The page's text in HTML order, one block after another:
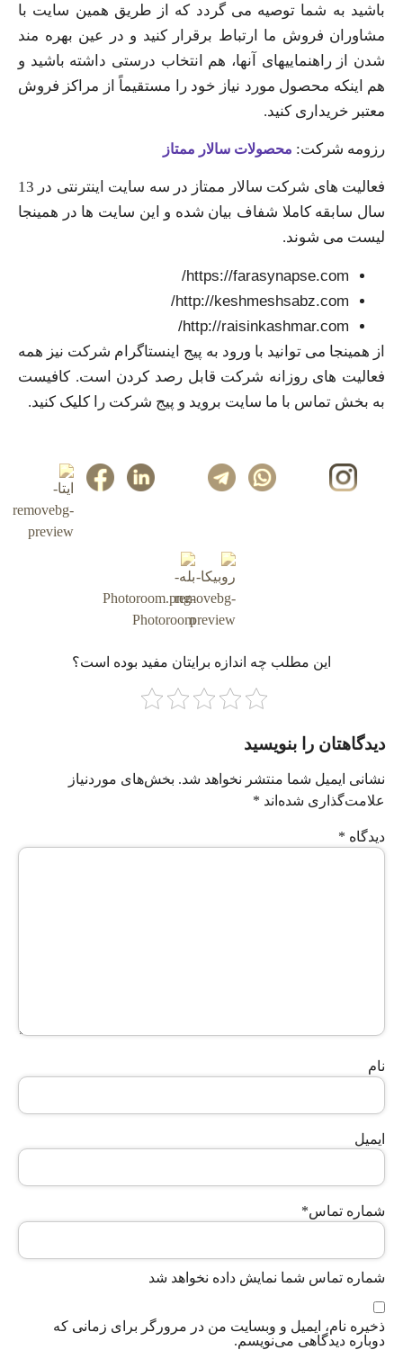
باشید به شما توصیه می گردد که از طریق همین سایت با
مشاوران فروش ما ارتباط برقرار کنید و در عین بهره مند
شدن از راهنماییهای آنها، هم انتخاب درستی داشته باشید و
هم اینکه محصول مورد نیاز خود را مستقیماً از مراکز فروش
معتبر خریداری کنید.
رزومه شرکت: محصولات سالار ممتاز
فعالیت های شرکت سالار ممتاز در سه سایت اینترنتی در 13
سال سابقه کاملا شفاف بیان شده و این سایت ها در همینجا
لیست می شوند.
https://farasynapse.com/
http://keshmeshsabz.com/
http://raisinkashmar.com/
از همینجا می توانید با ورود به پیج اینستاگرام شرکت نیز همه
فعالیت های روزانه شرکت قابل رصد کردن است. کافیست
به بخش تماس با ما سایت بروید و پیج شرکت را کلیک کنید.
این مطلب چه‌ اندازه برایتان مفید بوده است؟
دیدگاهتان را بنویسید
نشانی ایمیل شما منتشر نخواهد شد. بخش‌های موردنیاز
علامت‌گذاری شده‌اند *
دیدگاه *
نام
ایمیل
شماره تماس*
شماره تماس شما نمایش داده نخواهد شد
ذخیره نام، ایمیل و وبسایت من در مرورگر برای زمانی که
دوباره دیدگاهی می‌نویسم.